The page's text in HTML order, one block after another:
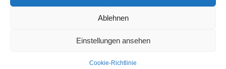
Ablehnen
Einstellungen ansehen
Cookie-Richtlinie
Kontakt Redaktion Impressum Datenschutz
© GFM Nachrichten:
11 Prozent Communication